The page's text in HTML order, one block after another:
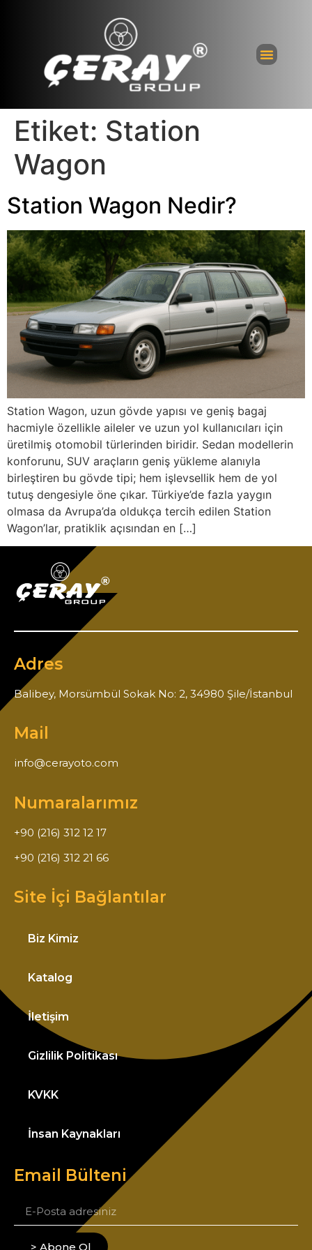
Etiket: Station
Wagon
Station Wagon Nedir?
Station Wagon, uzun gövde yapısı ve geniş bagaj
hacmiyle özellikle aileler ve uzun yol kullanıcıları için
üretilmiş otomobil türlerinden biridir. Sedan modellerin
konforunu, SUV araçların geniş yükleme alanıyla
birleştiren bu gövde tipi; hem işlevsellik hem de yol
tutuş dengesiyle öne çıkar. Türkiye’de fazla yaygın
olmasa da Avrupa’da oldukça tercih edilen Station
Wagon’lar, pratiklik açısından en […]
Adres
Balibey, Morsümbül Sokak No: 2, 34980 Şile/İstanbul
Mail
info@cerayoto.com
Numaralarımız
+90 (216) 312 12 17
+90 (216) 312 21 66
Site İçi Bağlantılar
Biz Kimiz
Katalog
İletişim
Gizlilik Politikası
KVKK
İnsan Kaynakları
Email Bülteni
> Abone Ol